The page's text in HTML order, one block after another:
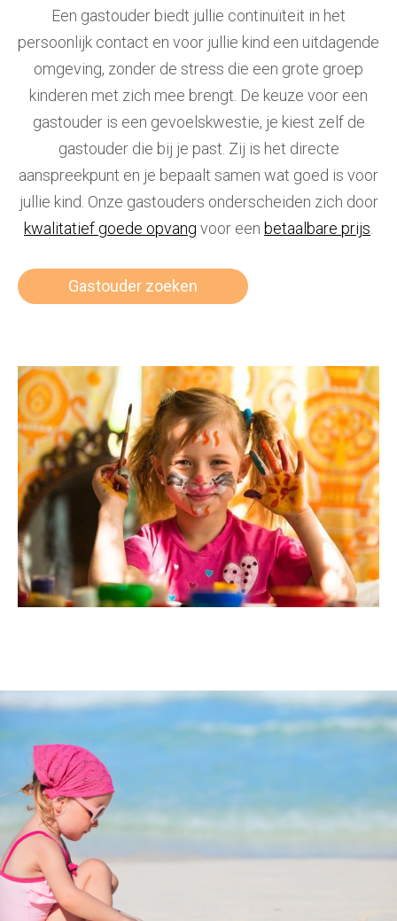
Een gastouder biedt jullie continuïteit in het
persoonlijk contact en voor jullie kind een uitdagende
omgeving, zonder de stress die een grote groep
kinderen met zich mee brengt. De keuze voor een
gastouder is een gevoelskwestie, je kiest zelf de
gastouder die bij je past. Zij is het directe
aanspreekpunt en je bepaalt samen wat goed is voor
jullie kind. Onze gastouders onderscheiden zich door
kwalitatief goede opvang voor een betaalbare prijs
Gastouder zoeken